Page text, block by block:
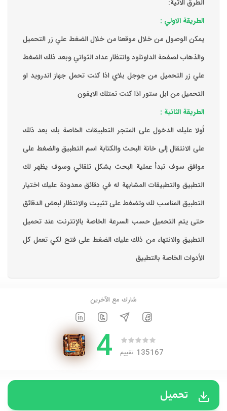
الطرق الاتية:
الطريقة الاولي :
يمكن الوصول من خلال موقعنا من خلال الضغط علي زر التحميل
والذهاب لصفحة الداونلود وانتظار عداد الثواني وبعد ذلك الضغط
علي زر التحميل من جوجل بلاي اذا كنت تحمل جهاز اندرويد او
التحميل من ابل ستور اذا كنت تمتلك الايفون
الطريقة الثانية :
‏أولا عليك الدخول على المتجر التطبيقات الخاصة بك ‏بعد ذلك
على الانتقال إلى خانة البحث والكتابة اسم التطبيق والضغط على
موافق ‏سوف تبدأ عملية البحث بشكل تلقائي وسوف يظهر لك
التطبيق والتطبيقات المشابهة له في دقائق معدودة ‏عليك اختيار
التطبيق المناسب لك وتضغط على تثبيت والانتظار لبعض الدقائق
حتى يتم التحميل حسب السرعة الخاصة بالإنترنت ‏عند تحميل
التطبيق والانتهاء من ذلك عليك الضغط على فتح لكي تعمل كل
الأدوات الخاصة بالتطبيق
شارك مع الآخرين
135167 تقييم 4
تحميل